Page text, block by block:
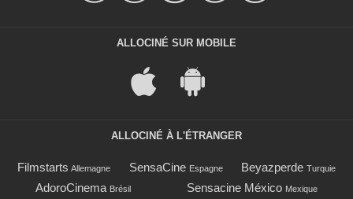
ALLOCINÉ SUR MOBILE
ALLOCINÉ À L'ÉTRANGER
Filmstarts Allemagne SensaCine Espagne Beyazperde Turquie
AdoroCinema Brésil Sensacine México Mexique